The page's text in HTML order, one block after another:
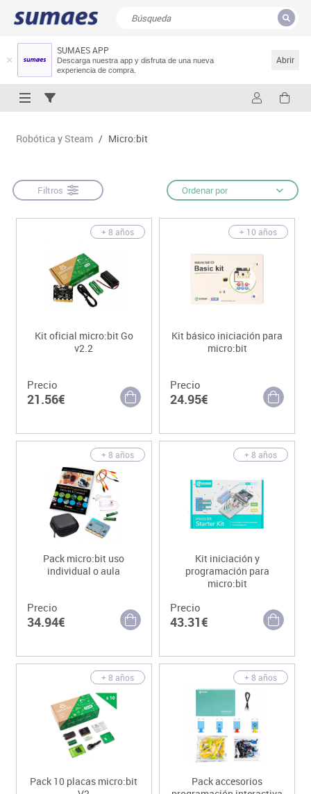
SUMAES APP
Descarga nuestra app y disfruta de una nueva
experiencia de compra.
Abrir
Resultados de la búsqueda
Robótica y Steam / Micro:bit
Filtros Ordenar por
+ 8 años
Kit oficial micro:bit Go
v2.2
Precio
21.56€
+ 10 años
Kit básico iniciación para
micro:bit
Precio
24.95€
+ 8 años
Pack micro:bit uso
individual o aula
Precio
34.94€
+ 8 años
Kit iniciación y
programación para
micro:bit
Precio
43.31€
+ 8 años
Pack 10 placas micro:bit
+ 8 años
Pack accesorios